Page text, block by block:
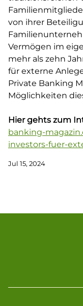
von ihrer
Vermögen im
mehr als zehn
für externe
Private Banking
Möglichkeiten
Hier gehts zum
banking-
investors-fuer-
Jul 15, 2024